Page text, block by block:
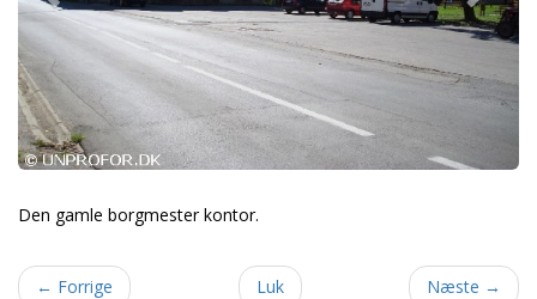
Den gamle borgmester kontor.
← Forrige Luk Næste →